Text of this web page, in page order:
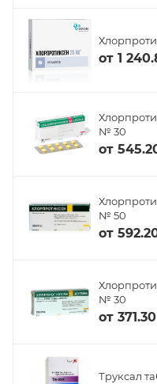
от 1
№ 30
от
№ 50
от
№ 30
от
Труксал